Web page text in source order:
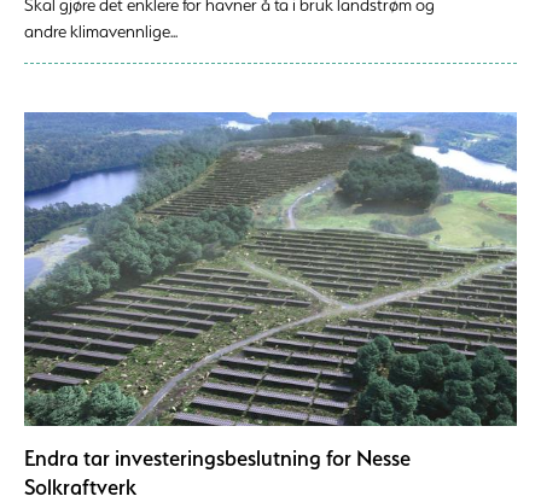
Skal gjøre det enklere for havner å ta i bruk landstrøm og
andre klimavennlige...
Endra tar investeringsbeslutning for Nesse
Solkraftverk